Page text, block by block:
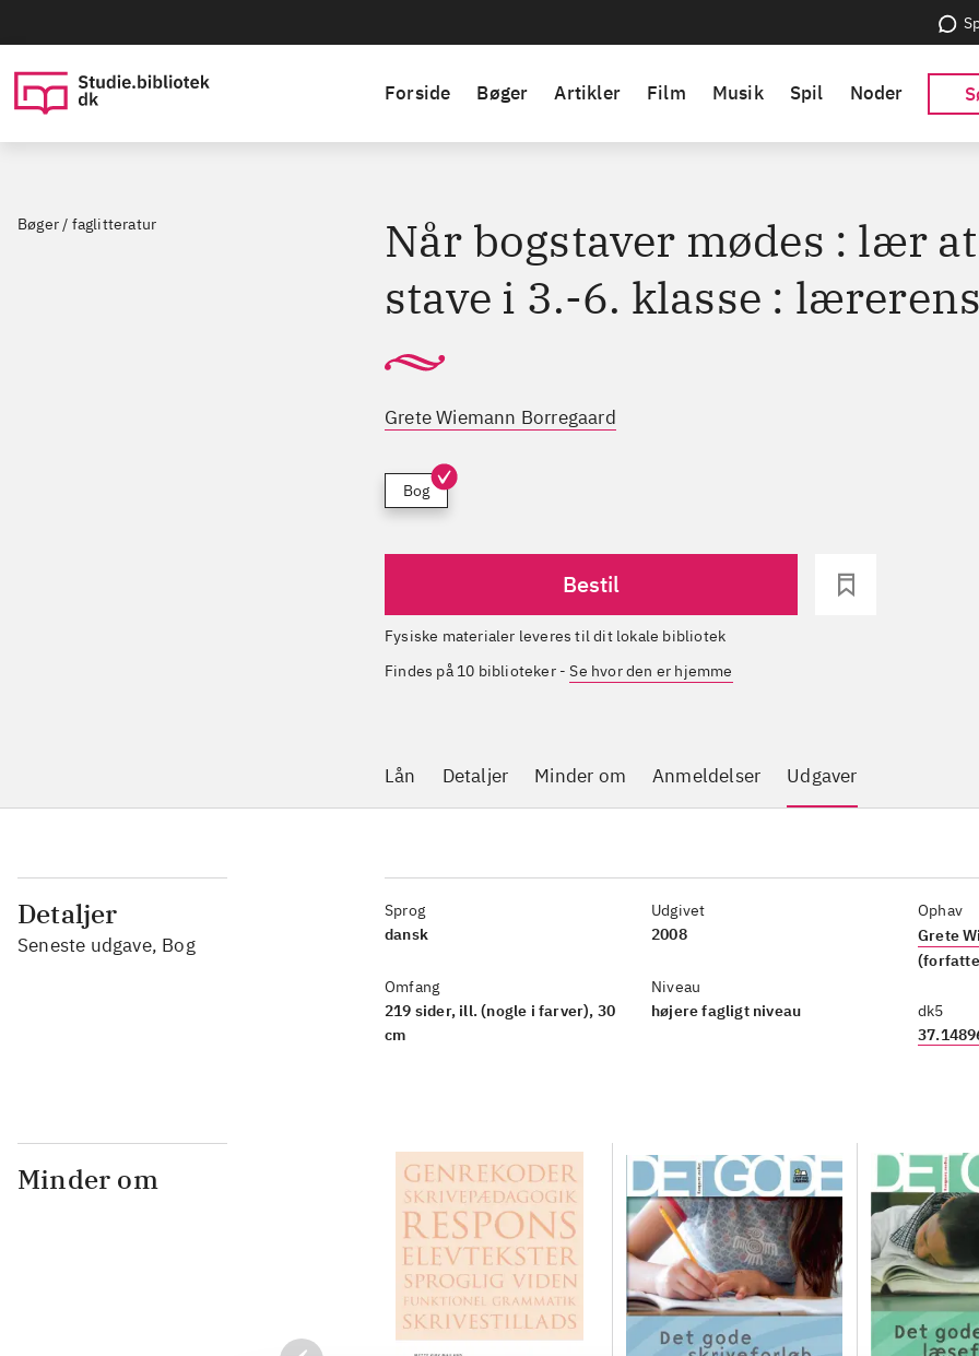
Forside Bøger Artikler Film Musik Spil Noder
Bøger / faglitteratur
Når bogstaver mødes : lær at
stave i 3.-6. klasse :
Grete Wiemann Borregaard
Bog
Bestil
Fysiske materialer leveres til dit lokale bibliotek
Findes på 10 biblioteker-Se hvor den er hjemme
Lån Detaljer Minder om Anmeldelser Udgaver
Detaljer
Seneste udgave, Bog
Sprog
dansk
Omfang
219 sider, ill. (nogle i farver), 30
cm
Udgivet
2008
Niveau
højere fagligt niveau
Ophav
Grete
dk5
Minder om